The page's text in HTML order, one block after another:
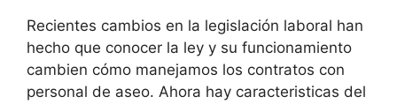
Recientes cambios en la legislación laboral han
hecho que conocer la ley y su funcionamiento
cambien cómo manejamos los contratos con
personal de aseo. Ahora hay caracteristicas del